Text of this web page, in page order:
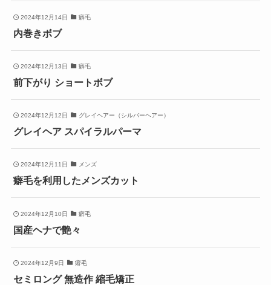
2024年12月14日 癖毛
内巻きボブ
2024年12月13日 癖毛
前下がり ショートボブ
2024年12月12日 グレイヘアー（シルバーヘアー）
グレイヘア スパイラルパーマ
2024年12月11日 メンズ
癖毛を利用したメンズカット
2024年12月10日 癖毛
国産ヘナで艶々
2024年12月9日 癖毛
セミロング 無造作 縮毛矯正